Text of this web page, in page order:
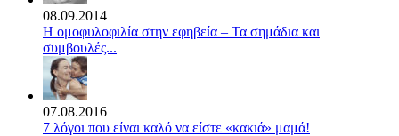
08.09.2014
Η ομοφυλοφιλία στην εφηβεία – Τα σημάδια και
συμβουλές...
07.08.2016
7 λόγοι που είναι καλό να είστε «κακιά» μαμά!